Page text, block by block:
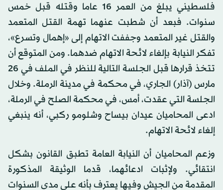
فلسطيني يبلغ من العمر 16 عاما وقتله قبل خمس
سنوات. فبعد أن شطبت عنهما تهمة القتل المتعمد
والقتل غير المتعمد وجففت الاتهام إلى «إهمال وتسرع»،
تفكر النيابة بإلغاء لائحة الاتهام ضدهما. ومن المتوقع أن
تتخذ قرارها قبل الجلسة التالية للنظر في الملف في 26
مارس (آذار) الجاري، في محكمة في مدينة الرملة. وخلال
الجلسة التي عقدت، أمس، في محكمة الصلح في الرملة،
ادعى المحاميان عيدان بيساح وشلومو ركبي، أنه ينبغي
إلغاء لائحة الاتهام.
وزعم المحاميان أن النيابة العامة تطبق القانون بشكل
انتقائي. ولإثبات ادعائهما، قدما الوثيقة المذكورة
المقدمة من الجيش وفيها يعترف بأنه على مدى السنوات